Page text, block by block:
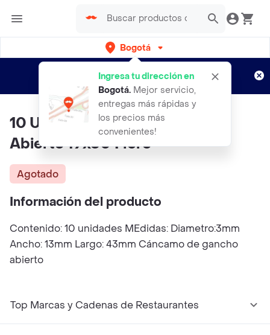
Bogotá
Ingresa tu dirección en
Bogotá. Mejor servicio,
entregas más rápidas y
los precios más
convenientes!
envíos gratis por semanas
Aplican TyC
10 Unidades Cáncamo Armella
Abierto 19x60 Fiero
Agotado
Información del producto
Contenido: 10 unidades MEdidas: Diametro:3mm
Ancho: 13mm Largo: 43mm Cáncamo de gancho
abierto
Top Marcas y Cadenas de Restaurantes